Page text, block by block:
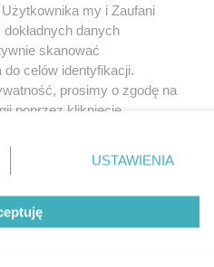
nas
Użytkownika my i Zaufani
danych
skanować
celów identyfikacji.
prosimy o zgodę na
poprzez kliknięcie
ustawień prywatności
rogu strony
nie wymagają zgody
sprzeciwić się takiemu
miały zastosowanie tylko
USTAWIENIA